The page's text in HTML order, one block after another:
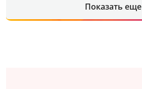
Показать еще